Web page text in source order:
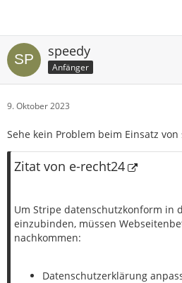
speedy
Anfänger
9. Oktober 2023
Sehe kein Problem beim Einsatz
Zitat von e-recht24
Um Stripe datenschutzkonform in
einzubinden, müssen
nachkommen:
Datenschutzerklärung